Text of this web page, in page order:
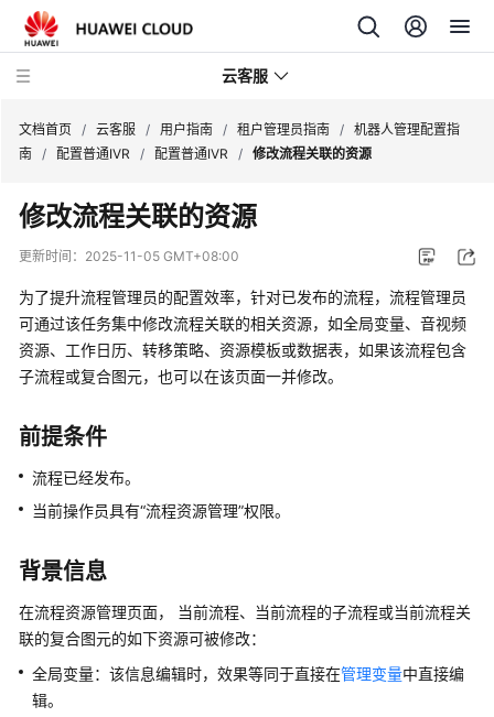
云客服
品
介
快
速
入
用
户
南
云
制
台
操
文档首页 / 云客服 / 用户指南 / 租户管理员指南 / 机器人管理配置指
南 / 配置普通IVR / 配置普通IVR / 修改流程关联的资源
修改流程关联的资源
更新时间： 2025-11-05 GMT+08:00
为了提升流程管理员的配置效率，针对已发布的流程，流程管理员
可通过该任务集中修改流程关联的相关资源，如全局变量、音视频
资源、工作日历、转移策略、资源模板或数据表，如果该流程包含
子流程或复合图元，也可以在该页面一并修改。
前提条件
流程已经发布。
当前操作员具有“流程资源管理”权限。
背景信息
在流程资源管理页面， 当前流程、当前流程的子流程或当前流程关
联的复合图元的如下资源可被修改：
全局变量：该信息编辑时，效果等同于直接在管理变量中直接编
辑。